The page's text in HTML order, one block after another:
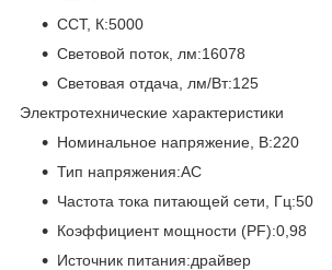
CCT, К:5000
Световой поток, лм:16078
Световая отдача, лм/Вт:125
Электротехнические характеристики
Номинальное напряжение, В:220
Тип напряжения:AC
Частота тока питающей сети, Гц:50
Коэффициент мощности (PF):0,98
Источник питания:драйвер